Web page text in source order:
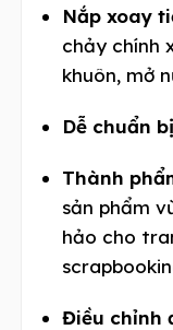
Nắp xoay
chảy chính
khuôn, mở
Dễ chuẩn
Thành
sản phẩm
hảo cho
Điều chỉnh